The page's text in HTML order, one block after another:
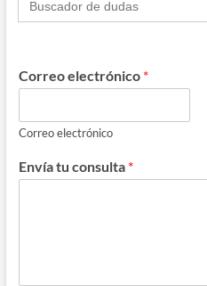
Correo electrónico *
Correo electrónico
Envía tu consulta *